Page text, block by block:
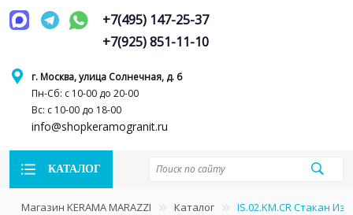
г. Москва, улица Солнечная, д. 6
Пн-Сб: с 10-00 до 20-00
Вс: с 10-00 до 18-00
info@shopkeramogranit.ru
+7(495) 147-25-37
+7(925) 851-11-10
КАТАЛОГ
Магазин KERAMA MARAZZI Каталог IS.02.KM.CR Стакан